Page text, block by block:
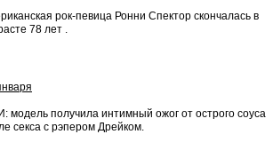
рок-певица Ронни Спектор скончалась в
78 лет .
модель получила интимный ожог от острого соуса
секса с рэпером Дрейком.